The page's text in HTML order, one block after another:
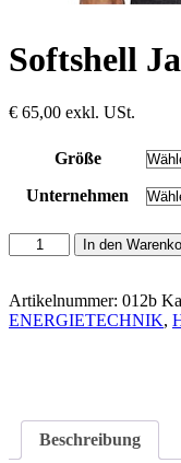
Softshell
€ 65,00 exkl. USt.
Größe
Unternehmen
Softshell
Jacke
Menge
In den
Artikelnummer: 012b
ENERGIETECHNIK,
Beschreibung